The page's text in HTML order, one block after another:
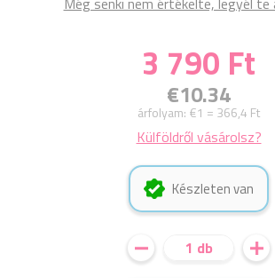
3 790 Ft
€10.34
árfolyam: €1 = 366,4 Ft
Külföldről vásárolsz?
Készleten van
1 db